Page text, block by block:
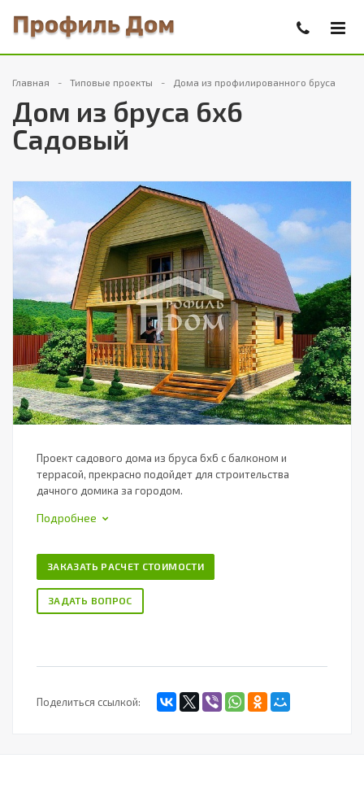
Главная Типовые проекты Дома из профилированного бруса
Дом из бруса 6х6
Садовый
Проект садового дома из бруса 6х6 с балконом и
террасой, прекрасно подойдет для строительства
дачного домика за городом.
Подробнее
ЗАКАЗАТЬ РАСЧЕТ СТОИМОСТИ
ЗАДАТЬ ВОПРОС
Поделиться ссылкой: